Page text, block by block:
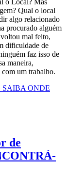
o Local? Mas
Qual o local
algo relacionado
procurado alguém
mal feito,
dificuldade de
faz isso de
maneira,
um trabalho.
de